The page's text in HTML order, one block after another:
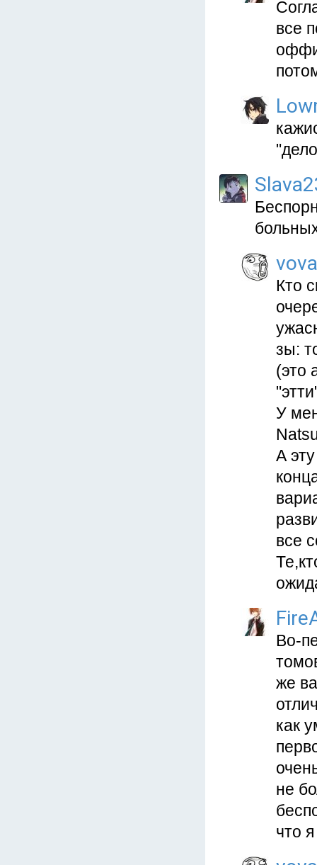
все
Кто
зы:
(это
У
А
все
Во-
же
как
не
что